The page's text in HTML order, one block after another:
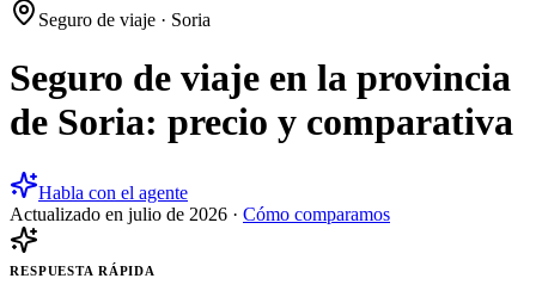
Seguro de viaje · Soria
Seguro de viaje en la provincia
de Soria: precio y comparativa
Habla con el agente
Actualizado en julio de 2026 · Cómo comparamos
RESPUESTA RÁPIDA